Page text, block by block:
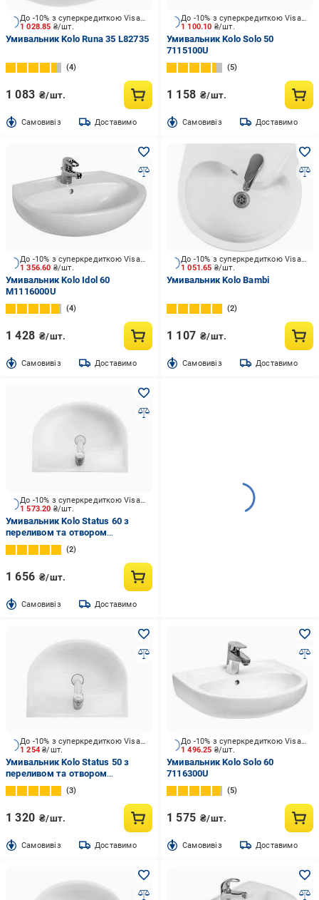
1 028.85 ₴/шт.
До -10% з суперкредиткою Visa Вигода
Умивальник Kolo Runa 35 L82735
4
1 083 ₴/шт.
Cамовивіз Доставимо
1 100.10 ₴/шт.
До -10% з суперкредиткою Visa Вигода
Умивальник Kolo Solo 50
7115100U
5
1 158 ₴/шт.
Cамовивіз Доставимо
1 356.60 ₴/шт.
До -10% з суперкредиткою Visa Вигода
Умивальник Kolo Idol 60
M1116000U
4
1 428 ₴/шт.
Cамовивіз Доставимо
1 051.65 ₴/шт.
До -10% з суперкредиткою Visa Вигода
Умивальник Kolo Bambi
2
1 107 ₴/шт.
Cамовивіз Доставимо
1 573.20 ₴/шт.
До -10% з суперкредиткою Visa Вигода
Умивальник Kolo Status 60 з
переливом та отвором
2321600UA
2
1 656 ₴/шт.
Cамовивіз Доставимо
1 254₴/шт.
До -10% з суперкредиткою Visa Вигода
Умивальник Kolo Status 50 з
переливом та отвором
2321500UA
3
1 320 ₴/шт.
Cамовивіз Доставимо
1 496.25 ₴/шт.
До -10% з суперкредиткою Visa Вигода
Умивальник Kolo Solo 60
7116300U
5
1 575 ₴/шт.
Cамовивіз Доставимо